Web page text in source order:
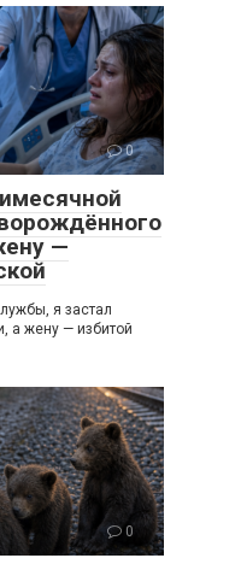
0
—
я застал
а жену — избитой
0